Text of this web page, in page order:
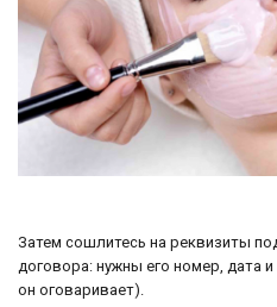
Затем сошлитесь на реквизиты
договора: нужны его номер, дата
он оговаривает).